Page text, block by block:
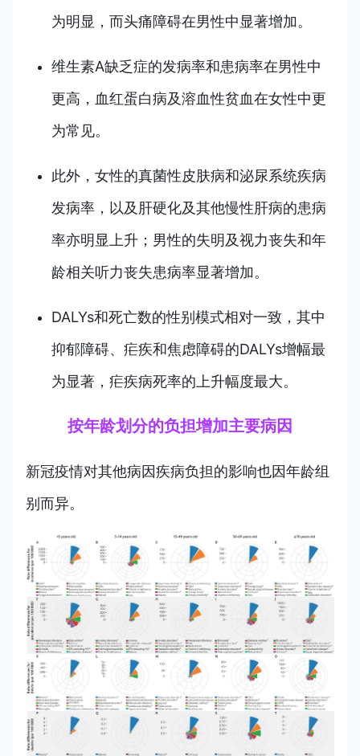
为明显，而头痛障碍在男性中显著增加。
维生素A缺乏症的发病率和患病率在男性中
更高，血红蛋白病及溶血性贫血在女性中更
为常见。
此外，女性的真菌性皮肤病和泌尿系统疾病
发病率，以及肝硬化及其他慢性肝病的患病
率亦明显上升；男性的失明及视力丧失和年
龄相关听力丧失患病率显著增加。
DALYs和死亡数的性别模式相对一致，其中
抑郁障碍、疟疾和焦虑障碍的DALYs增幅最
为显著，疟疾病死率的上升幅度最大。
按年龄划分的负担增加主要病因
新冠疫情对其他病因疾病负担的影响也因年龄组
别而异。